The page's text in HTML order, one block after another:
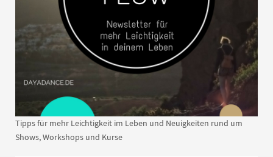
Tipps für mehr Leichtigkeit im Leben und Neuigkeiten rund um
Shows, Workshops und Kurse